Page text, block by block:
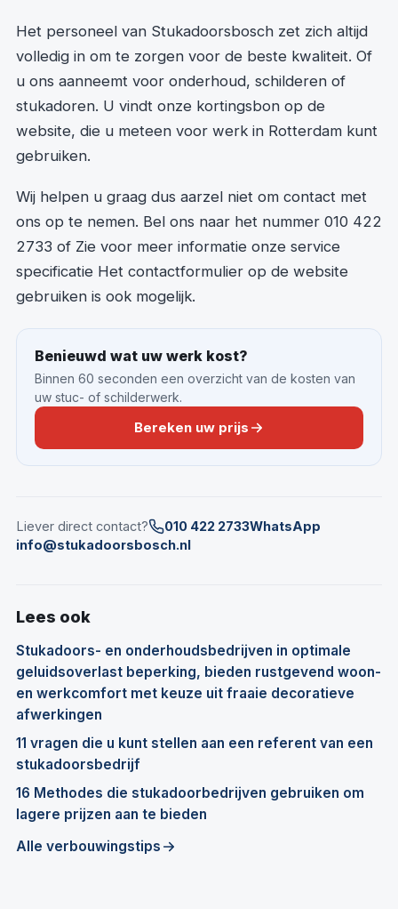
Het personeel van Stukadoorsbosch zet zich altijd
volledig in om te zorgen voor de beste kwaliteit. Of
u ons aanneemt voor onderhoud, schilderen of
stukadoren. U vindt onze kortingsbon op de
website, die u meteen voor werk in Rotterdam kunt
gebruiken.
Wij helpen u graag dus aarzel niet om contact met
ons op te nemen. Bel ons naar het nummer 010 422
2733 of Zie voor meer informatie onze service
specificatie Het contactformulier op de website
gebruiken is ook mogelijk.
Benieuwd wat uw werk kost?
Binnen 60 seconden een overzicht van de kosten van
uw stuc- of schilderwerk.
Bereken uw prijs
Liever direct contact? 010 422 2733WhatsApp
info@stukadoorsbosch.nl
Lees ook
Stukadoors- en onderhoudsbedrijven in optimale
geluidsoverlast beperking, bieden rustgevend woon-
en werkcomfort met keuze uit fraaie decoratieve
afwerkingen
11 vragen die u kunt stellen aan een referent van een
stukadoorsbedrijf
16 Methodes die stukadoorbedrijven gebruiken om
lagere prijzen aan te bieden
Alle verbouwingstips